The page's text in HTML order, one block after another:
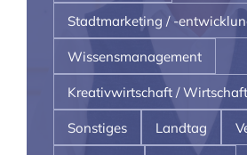
Stadtmarketing / -
Wissensmanagement
Kreativwirtschaft / Wirtschaft
Sonstiges Landtag